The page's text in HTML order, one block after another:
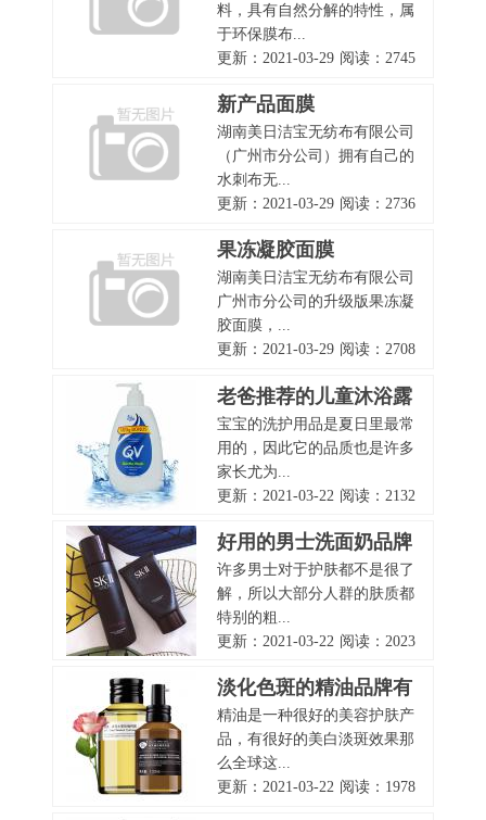
料，具有自然分解的特性，属
于环保膜布...
更新：2021-03-29 阅读：2745
新产品面膜
湖南美日洁宝无纺布有限公司
（广州市分公司）拥有自己的
水刺布无...
更新：2021-03-29 阅读：2736
果冻凝胶面膜
湖南美日洁宝无纺布有限公司
广州市分公司的升级版果冻凝
胶面膜，...
更新：2021-03-29 阅读：2708
老爸推荐的儿童沐浴露
品牌有哪些？
宝宝的洗护用品是夏日里最常
用的，因此它的品质也是许多
家长尤为...
更新：2021-03-22 阅读：2132
好用的男士洗面奶品牌
有哪些？
许多男士对于护肤都不是很了
解，所以大部分人群的肤质都
特别的粗...
更新：2021-03-22 阅读：2023
淡化色斑的精油品牌有
哪些？
精油是一种很好的美容护肤产
品，有很好的美白淡斑效果那
么全球这...
更新：2021-03-22 阅读：1978